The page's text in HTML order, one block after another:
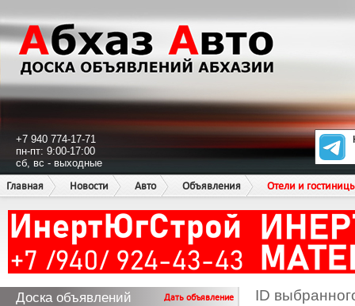
+7 940 774-17-71
пн-пт: 9:00-17:00
сб, вс - выходные
Главная
Новости Авто Объявления Отели и
Доска объявлений Дать объявление ID